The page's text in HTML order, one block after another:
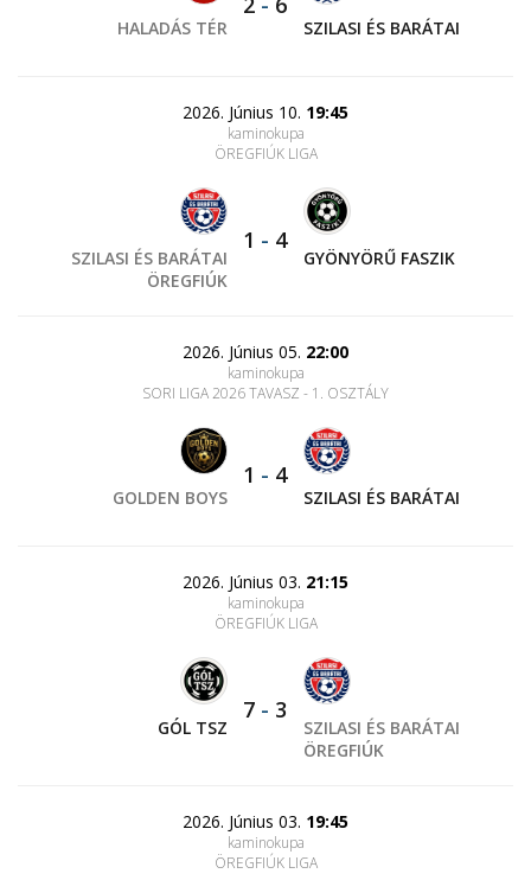
HALADÁS TÉR SZILASI ÉS BARÁTAI
2026. Június 10. 19:45
kaminokupa
ÖREGFIÚK LIGA
SZILASI ÉS BARÁTAI
ÖREGFIÚK
1 - 4
GYÖNYÖRŰ FASZIK
2026. Június 05. 22:00
kaminokupa
SORI LIGA 2026 TAVASZ - 1. OSZTÁLY
GOLDEN BOYS
1 - 4
SZILASI ÉS BARÁTAI
2026. Június 03. 21:15
kaminokupa
ÖREGFIÚK LIGA
GÓL TSZ
7 - 3
SZILASI ÉS BARÁTAI
ÖREGFIÚK
2026. Június 03. 19:45
kaminokupa
ÖREGFIÚK LIGA